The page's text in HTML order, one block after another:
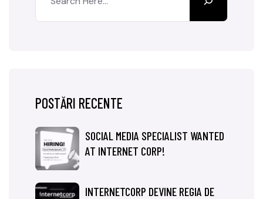
POSTĂRI RECENTE
SOCIAL MEDIA SPECIALIST WANTED
AT INTERNET CORP!
INTERNETCORP DEVINE REGIA DE